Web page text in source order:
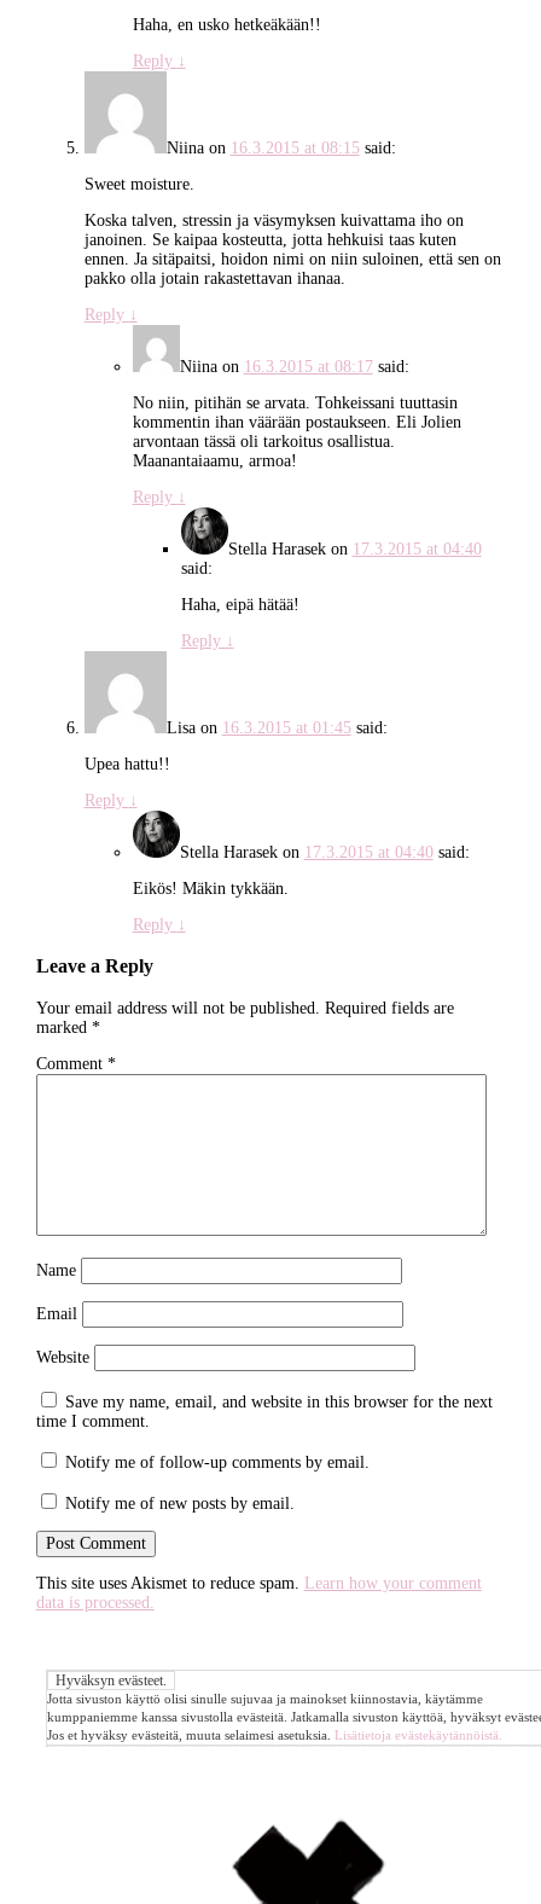
Haha, en usko hetkeäkään!!
Reply ↓
Niinaon 16.3.2015 at 08:15 said:
Sweet moisture.
Koska talven, stressin ja väsymyksen kuivattama iho on
janoinen. Se kaipaa kosteutta, jotta hehkuisi taas kuten
ennen. Ja sitäpaitsi, hoidon nimi on niin suloinen, että sen on
pakko olla jotain rakastettavan ihanaa.
Reply ↓
Niinaon 16.3.2015 at 08:17 said:
No niin, pitihän se arvata. Tohkeissani tuuttasin
kommentin ihan väärään postaukseen. Eli Jolien
arvontaan tässä oli tarkoitus osallistua.
Maanantaiaamu, armoa!
Reply ↓
Stella Harasekon 17.3.2015 at 04:40
said:
Haha, eipä hätää!
Reply ↓
Lisaon 16.3.2015 at 01:45 said:
Upea hattu!!
Reply ↓
Stella Harasekon 17.3.2015 at 04:40 said:
Eikös! Mäkin tykkään.
Reply ↓
Leave a Reply
Your email address will not be published. Required fields are
marked *
Comment *
Name
Email
Website
Save my name, email, and website in this browser for the next
time I comment.
Notify me of follow-up comments by email.
Notify me of new posts by email.
This site uses Akismet to reduce spam. Learn how your comment
data is processed.
Jotta sivuston käyttö olisi sinulle sujuvaa ja mainokset kiinnostavia, käytämme
kumppaniemme kanssa sivustolla evästeitä. Jatkamalla sivuston käyttöä, hyväksyt
Jos et hyväksy evästeitä, muuta selaimesi asetuksia. Lisätietoja evästekäytännöistä.